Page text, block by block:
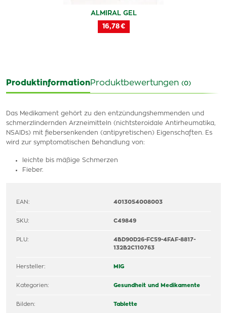
ALMIRAL GEL
16,78 €
ProduktinformationProduktbewertungen (0)
Das Medikament gehört zu den entzündungshemmenden und
schmerzlindernden Arzneimitteln (nichtsteroidale Antirheumatika,
NSAIDs) mit fiebersenkenden (antipyretischen) Eigenschaften. Es
wird zur symptomatischen Behandlung von:
leichte bis mäßige Schmerzen
Fieber.
EAN: 4013054008003
SKU: C49849
PLU:
4BD90D26-FC59-4FAF-8817-
132B2C110763
Hersteller: MIG
Kategorien: Gesundheit und Medikamente
Bilden: Tablette